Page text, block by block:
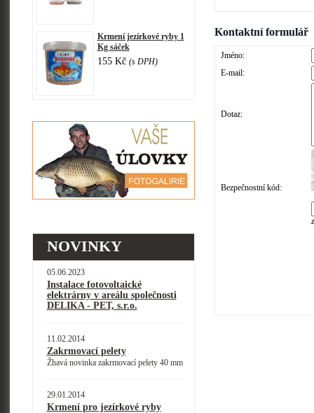
Krmení jezírkové ryby 1
Kg sáček
155 Kč (s DPH)
NOVINKY
05.06.2023
Instalace fotovoltaické
elektrárny v areálu společnosti
DELIKA - PET, s.r.o.
11.02.2014
Zakrmovací pelety
Žhavá novinka zakrmovací pelety 40 mm
29.01.2014
Krmení pro jezírkové ryby
Kontaktní formulář
Jméno:
E-mail:
Dotaz:
Bezpečnostní kód: